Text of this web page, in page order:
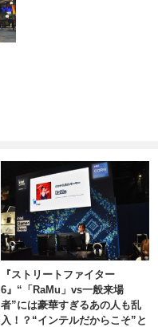
『ストリートファイター
6』“「RaMu」vs一般来場
者”には豪華すぎるあの人も乱
入！？“インテルだからこそ”と